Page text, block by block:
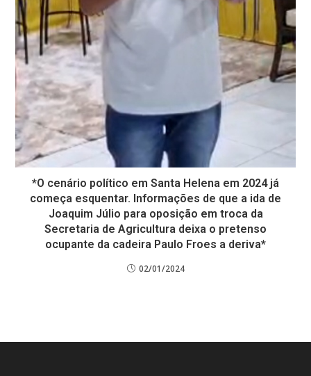
*O cenário político em Santa Helena em 2024 já
começa esquentar. Informações de que a ida de
Joaquim Júlio para oposição em troca da
Secretaria de Agricultura deixa o pretenso
ocupante da cadeira Paulo Froes a deriva*
02/01/2024